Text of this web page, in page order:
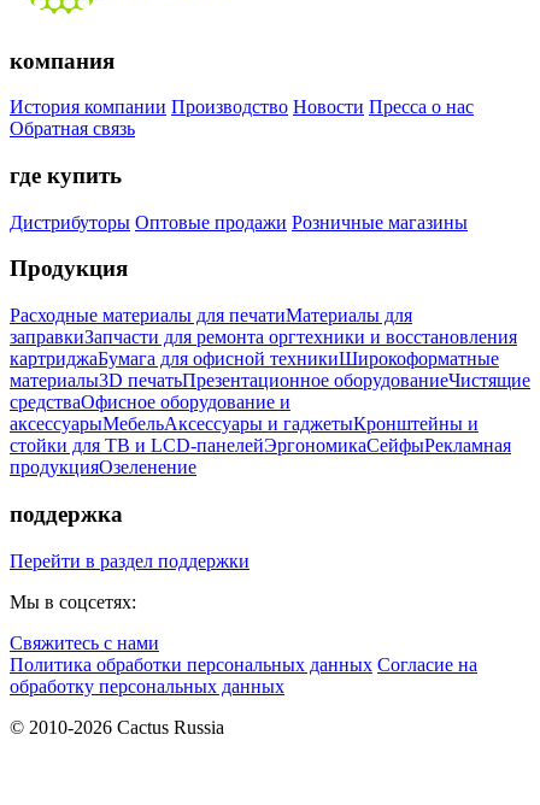
компания
История компании Производство Новости Пресса о нас
Обратная связь
где купить
Дистрибуторы Оптовые продажи Розничные магазины
Продукция
Расходные материалы для печатиМатериалы для
заправкиЗапчасти для ремонта оргтехники и восстановления
картриджаБумага для офисной техникиШирокоформатные
материалы3D печатьПрезентационное оборудованиеЧистящие
средстваОфисное оборудование и
аксессуарыМебельАксессуары и гаджетыКронштейны и
стойки для ТВ и LCD-панелейЭргономикаСейфыРекламная
продукцияОзеленение
поддержка
Перейти в раздел поддержки
Мы в соцсетях:
Свяжитесь с нами
Политика обработки персональных данных Согласие на
обработку персональных данных
© 2010-2026 Cactus Russia